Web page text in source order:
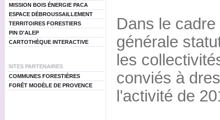
MISSION BOIS ÉNERGIE PACA
ESPACE DÉBROUSSAILLEMENT
TERRITOIRES FORESTIERS
PIN D'ALEP
CARTOTHÈQUE INTERACTIVE
SITES PARTENAIRES
COMMUNES FORESTIÈRES
FORÊT MODÈLE DE PROVENCE
Dans le
générale
les
conviés à
l'activité de